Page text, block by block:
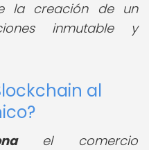
la creación de un
inmutable y
al
el comercio